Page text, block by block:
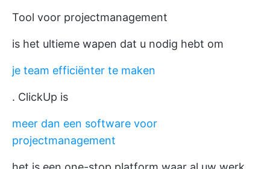
Tool voor projectmanagement
is het ultieme wapen dat u nodig hebt om
je team efficiënter te maken
. ClickUp is
meer dan een software voor
projectmanagement